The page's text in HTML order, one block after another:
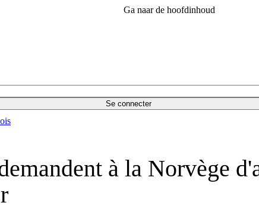
Ga naar de hoofdinhoud
Se connecter
à la Norvège